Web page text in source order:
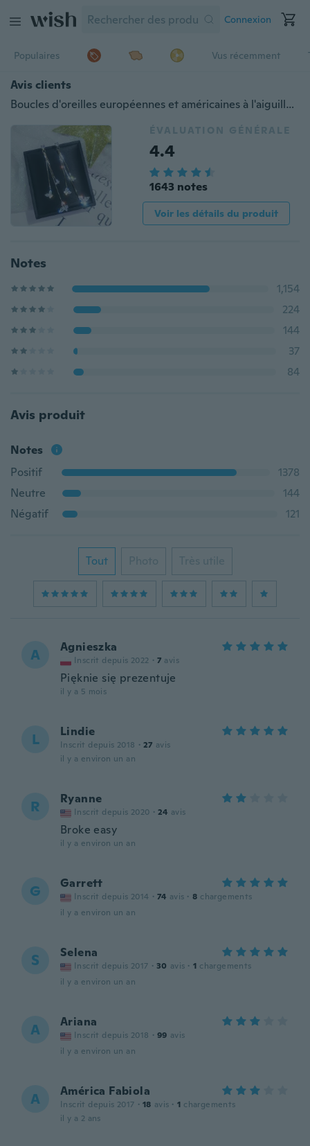
Connexion
Populaires Vus récemment
Avis clients
Boucles d'oreilles européennes et américaines à l'aiguille en argent S925 Boucles d'oreilles papillon à long gland en zircon
ÉVALUATION GÉNÉRALE
4.4
1643 notes
Voir les détails du produit
Notes
1,154
224
144
37
84
Avis produit
Notes
Positif
1378
Neutre
144
Négatif
121
Tout Photo Très utile
A Agnieszka
Inscrit depuis 2022 · 7 avis
Pięknie się prezentuje
il y a 5 mois
L Lindie
Inscrit depuis 2018 · 27 avis
il y a environ un an
R Ryanne
Inscrit depuis 2020 · 24 avis
Broke easy
il y a environ un an
G Garrett
Inscrit depuis 2014 · 74 avis · 8 chargements
il y a environ un an
S Selena
Inscrit depuis 2017 · 30 avis · 1 chargements
il y a environ un an
A Ariana
Inscrit depuis 2018 · 99 avis
il y a environ un an
A América Fabiola
Inscrit depuis 2017 · 18 avis · 1 chargements
il y a 2 ans